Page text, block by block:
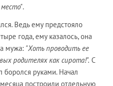
место".
Ведь ему предстояло
года, ему казалось, она
мужа: "Хоть проводить ее
родителях как сирота!". С
руками. Начал
построили отдельную